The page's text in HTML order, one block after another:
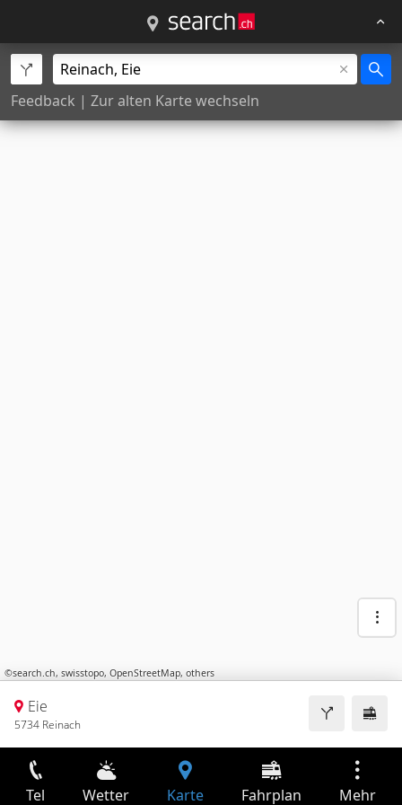
Feedback | Zur alten Karte wechseln
©search.ch, swisstopo, OpenStreetMap, others
Eie
5734 Reinach
Tel Wetter Karte Fahrplan Mehr